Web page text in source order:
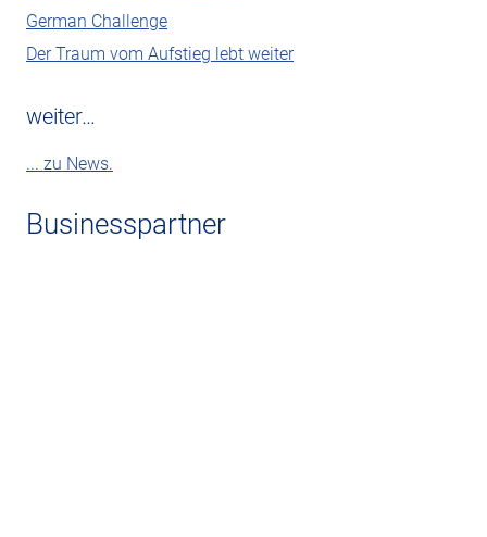
German Challenge
Der Traum vom Aufstieg lebt weiter
weiter…
... zu News.
Businesspartner